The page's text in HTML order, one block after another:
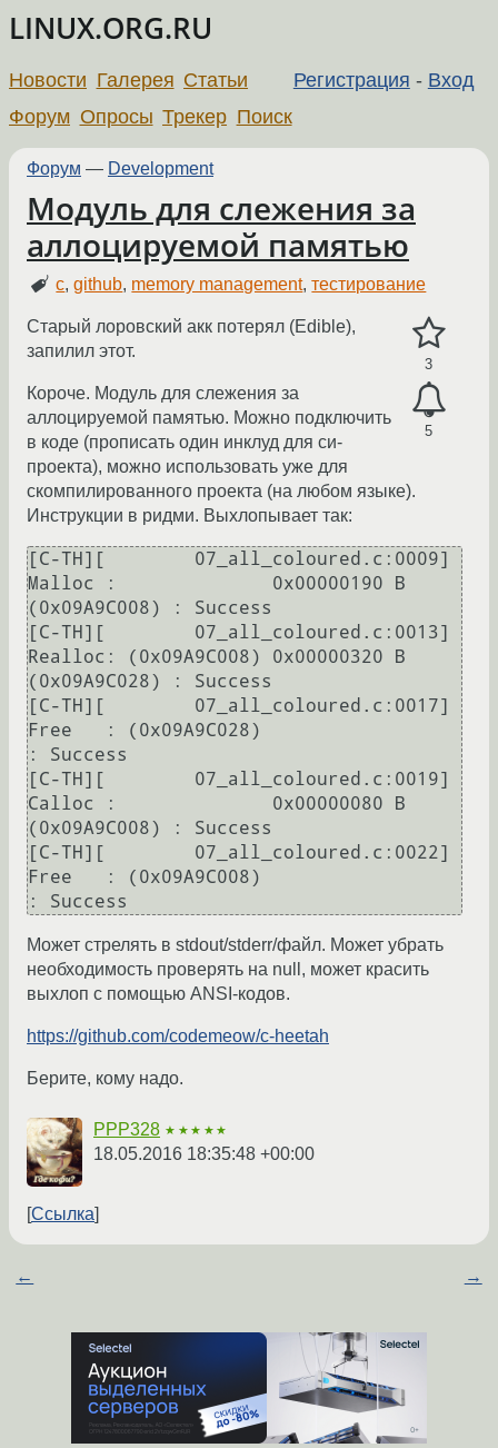
LINUX.ORG.RU
Регистрация - Вход
Новости Галерея Статьи
Форум Опросы Трекер Поиск
Форум — Development
Модуль для слежения за
аллоцируемой памятью
c,github, memory management,тестирование
3
5
Старый лоровский акк потерял (Edible),
запилил этот.
Короче. Модуль для слежения за
аллоцируемой памятью. Можно подключить
в коде (прописать один инклуд для си-
проекта), можно использовать уже для
скомпилированного проекта (на любом языке).
Инструкции в ридми. Выхлопывает так:
[C-TH][        07_all_coloured.c:0009]
Malloc :              0x00000190 B
(0x09A9C008) : Success
[C-TH][        07_all_coloured.c:0013]
Realloc: (0x09A9C008) 0x00000320 B
(0x09A9C028) : Success
[C-TH][        07_all_coloured.c:0017]
Free   : (0x09A9C028)
: Success
[C-TH][        07_all_coloured.c:0019]
Calloc :              0x00000080 B
(0x09A9C008) : Success
[C-TH][        07_all_coloured.c:0022]
Free   : (0x09A9C008)
Может стрелять в stdout/stderr/файл. Может убрать
необходимость проверять на null, может красить
выхлоп с помощью ANSI-кодов.
https://github.com/codemeow/c-heetah
Берите, кому надо.
PPP328 ★★★★★
18.05.2016 18:35:48 +00:00
Ссылка
← →